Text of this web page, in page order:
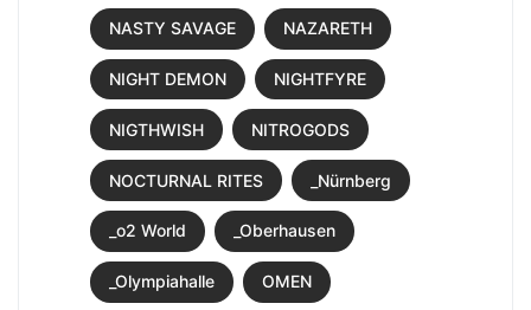
NASTY SAVAGE NAZARETH
NIGHT DEMON NIGHTFYRE
NIGTHWISH NITROGODS
NOCTURNAL RITES _Nürnberg
_o2 World _Oberhausen
_Olympiahalle OMEN